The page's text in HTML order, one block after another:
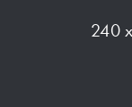
240